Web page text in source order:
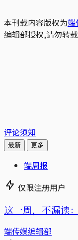
本刊载内容版权为端
编辑部授权,请勿转
评论须知
最新 更多
端周报
仅限注册用户
这一周，不漏读
端传媒编辑部